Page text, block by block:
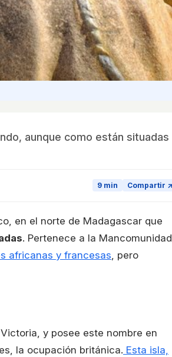
aunque como están situadas
9 min Compartir ↗
en el norte de Madagascar que
. Pertenece a la Mancomunidad
africanas y francesas , pero
y posee este nombre en
la ocupación británica. Esta isla,